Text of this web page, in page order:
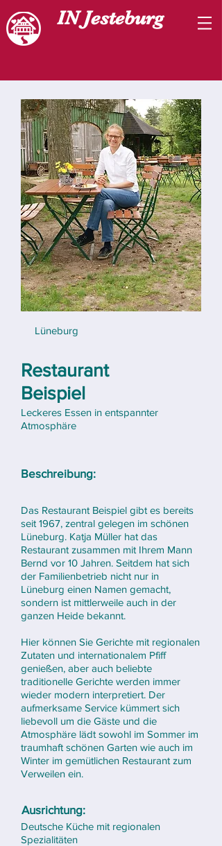
IN Jesteburg
Lüneburg
Restaurant
Beispiel
Leckeres Essen in entspannter
Atmosphäre
Beschreibung:
Das Restaurant Beispiel gibt es bereits
seit 1967, zentral gelegen im schönen
Lüneburg. Katja Müller hat das
Restaurant zusammen mit Ihrem Mann
Bernd vor 10 Jahren. Seitdem hat sich
der Familienbetrieb nicht nur in
Lüneburg einen Namen gemacht,
sondern ist mittlerweile auch in der
ganzen Heide bekannt.
Hier können Sie Gerichte mit regionalen
Zutaten und internationalem Pfiff
genießen, aber auch beliebte
traditionelle Gerichte werden immer
wieder modern interpretiert. Der
aufmerksame Service kümmert sich
liebevoll um die Gäste und die
Atmosphäre lädt sowohl im Sommer im
traumhaft schönen Garten wie auch im
Winter im gemütlichen Restaurant zum
Verweilen ein.
Ausrichtung:
Deutsche Küche mit regionalen
Spezialitäten